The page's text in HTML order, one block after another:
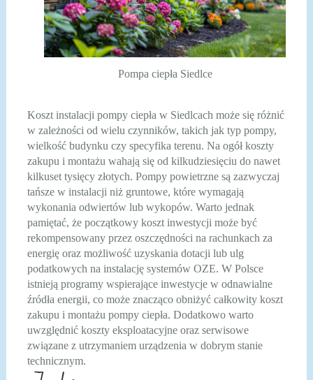
Pompa ciepła Siedlce
Koszt instalacji pompy ciepła w Siedlcach może się różnić
w zależności od wielu czynników, takich jak typ pompy,
wielkość budynku czy specyfika terenu. Na ogół koszty
zakupu i montażu wahają się od kilkudziesięciu do nawet
kilkuset tysięcy złotych. Pompy powietrzne są zazwyczaj
tańsze w instalacji niż gruntowe, które wymagają
wykonania odwiertów lub wykopów. Warto jednak
pamiętać, że początkowy koszt inwestycji może być
rekompensowany przez oszczędności na rachunkach za
energię oraz możliwość uzyskania dotacji lub ulg
podatkowych na instalację systemów OZE. W Polsce
istnieją programy wspierające inwestycje w odnawialne
źródła energii, co może znacząco obniżyć całkowity koszt
zakupu i montażu pompy ciepła. Dodatkowo warto
uwzględnić koszty eksploatacyjne oraz serwisowe
związane z utrzymaniem urządzenia w dobrym stanie
technicznym.